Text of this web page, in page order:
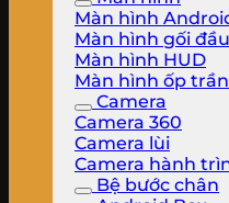
Màn hình
Màn hình gối đầu
Màn hình HUD
Màn hình ốp trần
Camera
Camera 360
Camera lùi
Camera hành
Bệ bước chân